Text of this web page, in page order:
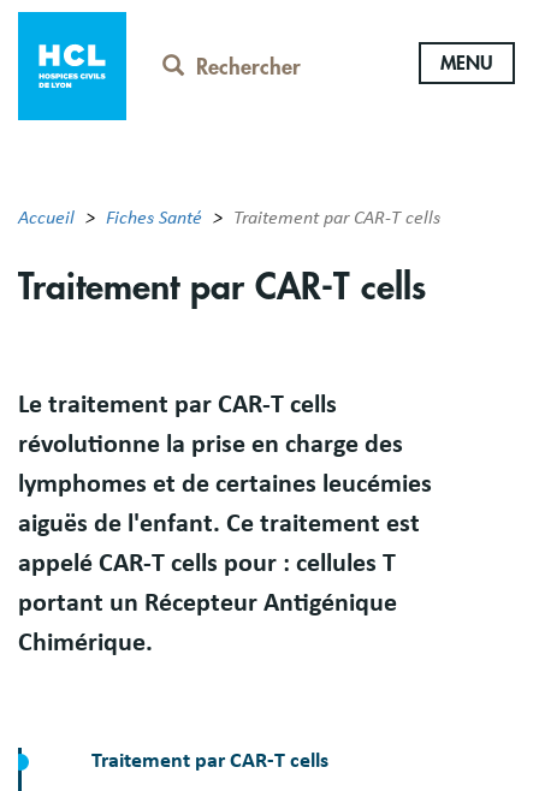
Aller
contenu
principal
Rechercher MENU
Accueil Fiches Santé Traitement par CAR-T cells
Traitement par CAR-T cells
Résumé
Le traitement par CAR-T cells
révolutionne la prise en charge des
lymphomes et de certaines leucémies
aiguës de l'enfant. Ce traitement est
appelé CAR-T cells pour : cellules T
portant un Récepteur Antigénique
Chimérique.
Traitement par CAR-T cells